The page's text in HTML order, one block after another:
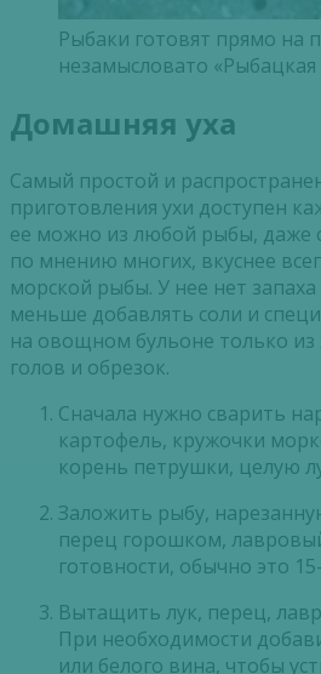
Рыбаки готовят прямо на
незамысловато «Рыбацкая
Домашняя уха
Самый простой и
приготовления ухи доступен
ее можно из любой рыбы, даже
по мнению многих, вкуснее
морской рыбы. У нее нет
меньше добавлять соли и
на овощном бульоне только из
голов и обрезок.
Сначала нужно сварить
картофель, кружочки
корень петрушки, целую
Заложить рыбу,
перец горошком,
готовности, обычно это
Вытащить лук, перец,
При необходимости
или белого вина, чтобы